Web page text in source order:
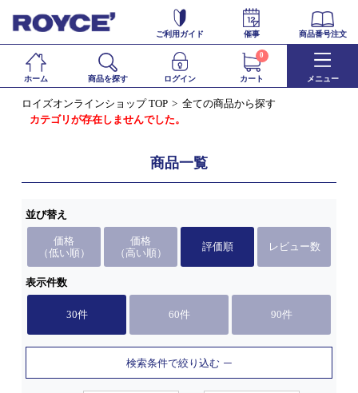
ご利用ガイド 催事 商品番号注文
ホーム 商品を探す ログイン カート
0
メニュー
ロイズオンラインショップ TOP
全ての商品から探す
カテゴリが存在しませんでした。
商品一覧
並び替え
価格
（低い順）
価格
（高い順）
評価順 レビュー数
表示件数
30件 60件 90件
検索条件で絞り込む